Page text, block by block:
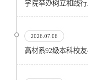
2026.07.06
高材系92级本科校